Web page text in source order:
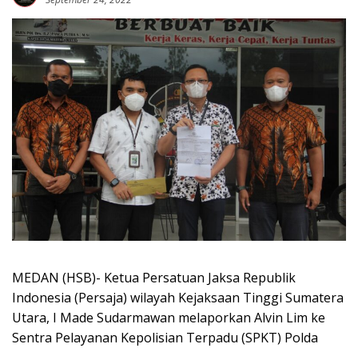
MEDAN (HSB)- Ketua Persatuan Jaksa Republik
Indonesia (Persaja) wilayah Kejaksaan Tinggi Sumatera
Utara, I Made Sudarmawan melaporkan Alvin Lim ke
Sentra Pelayanan Kepolisian Terpadu (SPKT) Polda